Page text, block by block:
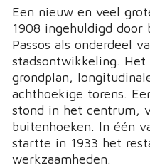
Een nieuw en veel
1908 ingehuldigd door
Passos als onderdeel
stadsontwikkeling.
grondplan,
achthoekige torens.
stond in het centrum,
buitenhoeken. In één
startte in 1933 het
werkzaamheden.